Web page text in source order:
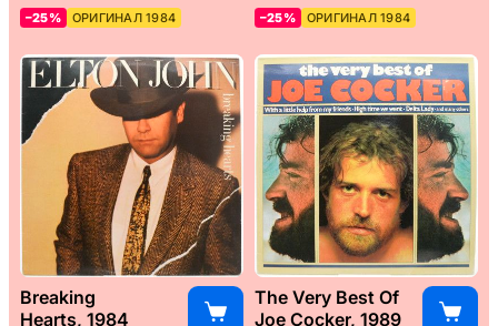
–25% ОРИГИНАЛ 1984 –25% ОРИГИНАЛ 1984
Breaking
Hearts, 1984
The Very Best Of
Joe Cocker, 1989